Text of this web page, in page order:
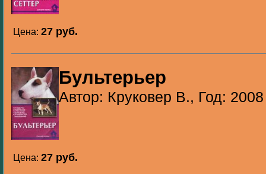
Цена: 27 pуб.
Бультерьер
Автор: Круковер В., Год: 2008
Цена: 27 pуб.